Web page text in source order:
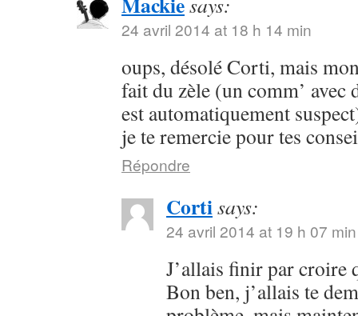
24 avril 2014 at 18 h 14 min
oups, désolé Corti, mais
fait du zèle (un comm’ avec
est automatiquement
je te remercie pour tes
Répondre
Cortisays:
24 avril 2014 at 19 h 07 min
J’allais finir par croire
Bon ben, j’allais te